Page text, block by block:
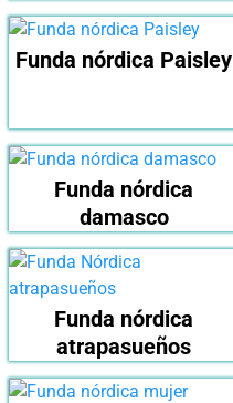
Funda nórdica Paisley
Funda nórdica
damasco
Funda nórdica
atrapasueños